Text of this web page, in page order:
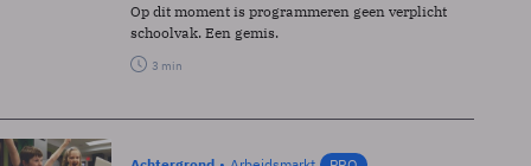
Op dit moment is programmeren geen verplicht
schoolvak. Een gemis.
3 min